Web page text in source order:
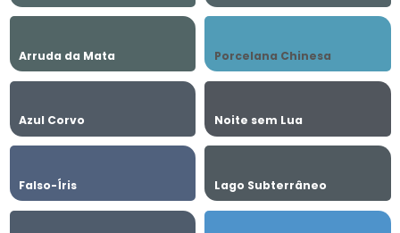
Arruda da Mata Porcelana Chinesa
Azul Corvo Noite sem Lua
Falso-Íris Lago Subterrâneo